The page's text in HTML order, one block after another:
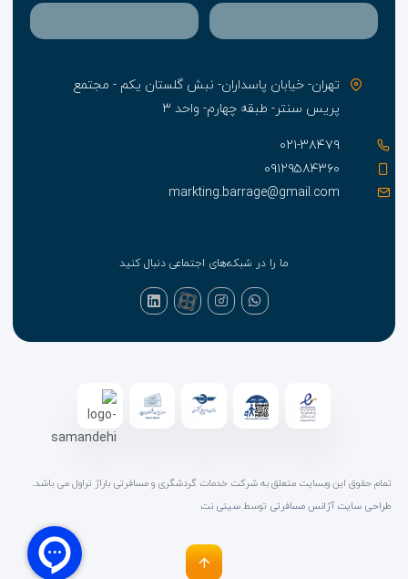
تهران- خیابان پاسداران- نبش گلستان یکم - مجتمع
پریس سنتر- طبقه چهارم- واحد ۳
۰۲۱-۳۸۴۷۹
۰۹۱۲۹۵۸۴۳۶۰
markting.barrage@gmail.com
ما را در شبکه‌های اجتماعی دنبال کنید
تمام حقوق این وبسایت متعلق به شرکت خدمات گردشگری و مسافرتی باراژ تراول می باشد.
طراحی سایت آژانس مسافرتی توسط سیتی نت